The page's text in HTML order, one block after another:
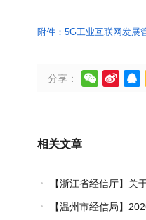
附件：5G工业互联网发展
分享：   
相关文章
【浙江省经信厅】关
工业设计技术职业技能
【温州市经信局】